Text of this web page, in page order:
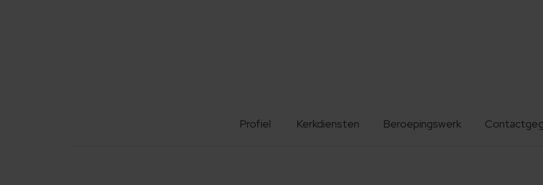
Profiel Kerkdiensten Beroepingswerk